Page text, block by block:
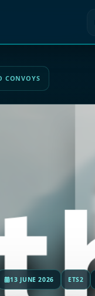
CONVOYS
13 JUNE 2026 ETS2